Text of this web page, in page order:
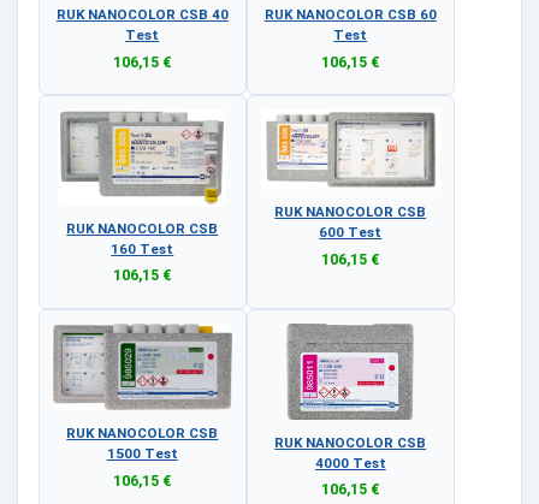
RUK NANOCOLOR CSB 40
Test
106,15 €
RUK NANOCOLOR CSB 60
Test
106,15 €
RUK NANOCOLOR CSB
160 Test
106,15 €
RUK NANOCOLOR CSB
600 Test
106,15 €
RUK NANOCOLOR CSB
1500 Test
106,15 €
RUK NANOCOLOR CSB
4000 Test
106,15 €